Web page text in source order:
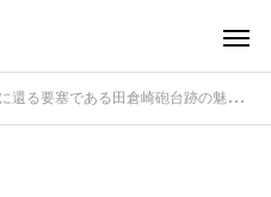
要塞である田倉崎砲台跡の魅力！ラピュタの世界観を味わう旅